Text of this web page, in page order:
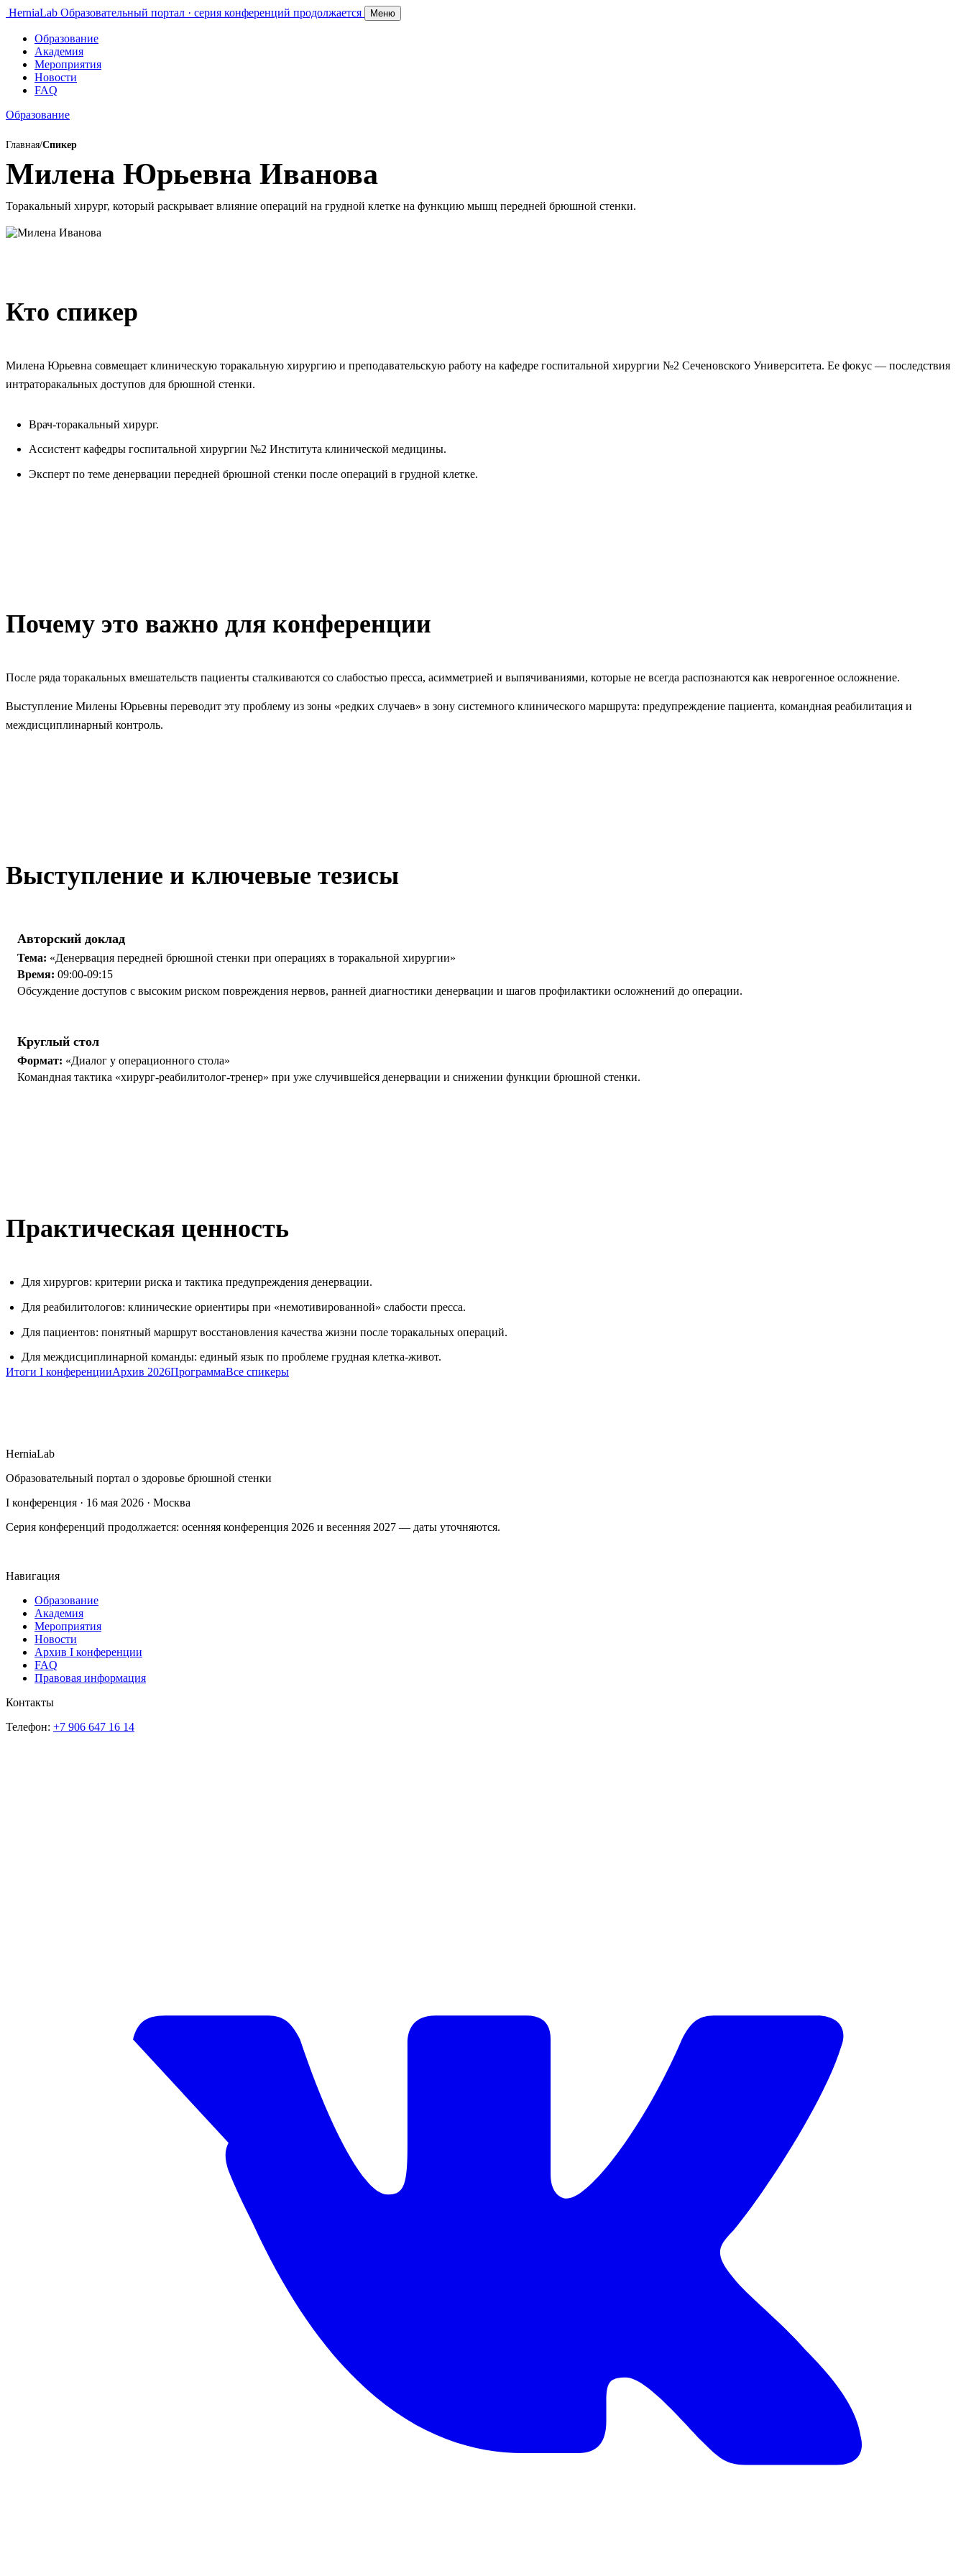
HerniaLab Образовательный портал · серия конференций продолжается Меню
Образование
Академия
Мероприятия
Новости
FAQ
Образование
Главная/Спикер
Милена Юрьевна Иванова
Торакальный хирург, который раскрывает влияние операций на грудной клетке на функцию мышц передней брюшной стенки.
Кто спикер
Милена Юрьевна совмещает клиническую торакальную хирургию и преподавательскую работу на кафедре госпитальной хирургии №2 Сеченовского Университета. Ее фокус — последствия
интраторакальных доступов для брюшной стенки.
Врач-торакальный хирург.
Ассистент кафедры госпитальной хирургии №2 Института клинической медицины.
Эксперт по теме денервации передней брюшной стенки после операций в грудной клетке.
Почему это важно для конференции
После ряда торакальных вмешательств пациенты сталкиваются со слабостью пресса, асимметрией и выпячиваниями, которые не всегда распознаются как неврогенное осложнение.
Выступление Милены Юрьевны переводит эту проблему из зоны «редких случаев» в зону системного клинического маршрута: предупреждение пациента, командная реабилитация и
междисциплинарный контроль.
Выступление и ключевые тезисы
Авторский доклад
Тема: «Денервация передней брюшной стенки при операциях в торакальной хирургии»
Время: 09:00-09:15
Обсуждение доступов с высоким риском повреждения нервов, ранней диагностики денервации и шагов профилактики осложнений до операции.
Круглый стол
Формат: «Диалог у операционного стола»
Командная тактика «хирург-реабилитолог-тренер» при уже случившейся денервации и снижении функции брюшной стенки.
Практическая ценность
Для хирургов: критерии риска и тактика предупреждения денервации.
Для реабилитологов: клинические ориентиры при «немотивированной» слабости пресса.
Для пациентов: понятный маршрут восстановления качества жизни после торакальных операций.
Для междисциплинарной команды: единый язык по проблеме грудная клетка-живот.
Итоги I конференцииАрхив 2026ПрограммаВсе спикеры
HerniaLab
Образовательный портал о здоровье брюшной стенки
I конференция · 16 мая 2026 · Москва
Серия конференций продолжается: осенняя конференция 2026 и весенняя 2027 — даты уточняются.
Навигация
Образование
Академия
Мероприятия
Новости
Архив I конференции
FAQ
Правовая информация
Контакты
Телефон: +7 906 647 16 14